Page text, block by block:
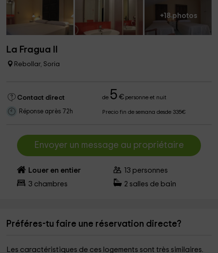
+18 photos
La Fragua II
Rebollar, Soria
Contact direct de 5 €personne et nuit
Réponse après 72h Precio fin de semana desde 335€
Envoyer un message au propriétaire
Louer en entier 13 personnes
3 chambres 2 salles de bain
Préféres-tu faire une réservation directe?
Les caractéristiques de ces logements sont très similaires.